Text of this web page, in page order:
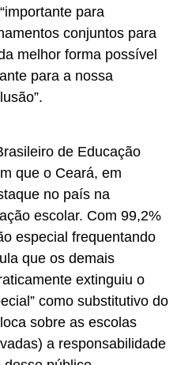
para
conjuntos para
melhor forma possível
para a nossa
de Educação
que o Ceará, em
no país na
escolar. Com 99,2%
especial frequentando
que os demais
extinguiu o
como substitutivo do
sobre as escolas
a responsabilidade